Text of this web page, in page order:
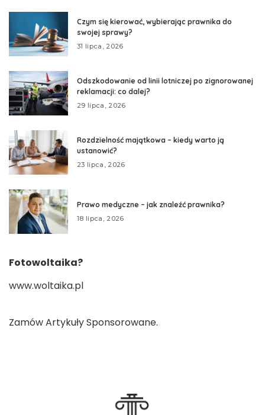
Czym się kierować, wybierając prawnika do
swojej sprawy?
31 lipca, 2026
Odszkodowanie od linii lotniczej po zignorowanej
reklamacji: co dalej?
29 lipca, 2026
Rozdzielność majątkowa – kiedy warto ją
ustanowić?
23 lipca, 2026
Prawo medyczne – jak znaleźć prawnika?
18 lipca, 2026
Fotowoltaika?
www.woltaika.pl
ZamówArtykuły Sponsorowane.